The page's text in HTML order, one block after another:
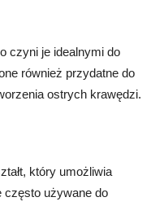
czyni je idealnymi do
również przydatne do
ostrych krawędzi.
który umożliwia
często używane do